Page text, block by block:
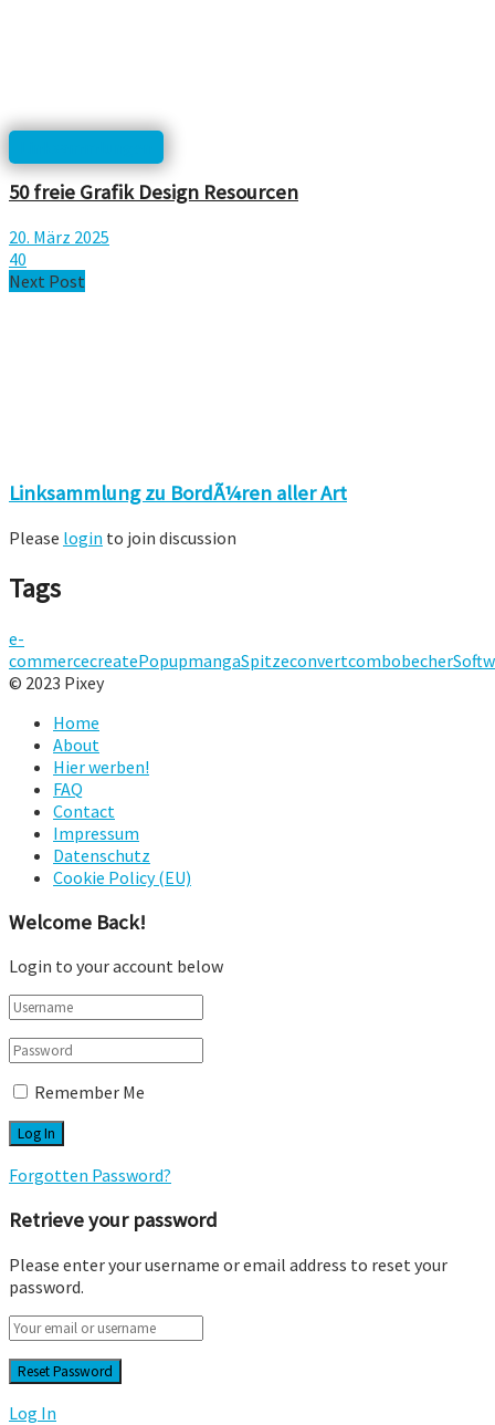
50 freie Grafik Design Resourcen
20. März 2025
40
Next Post
Linksammlung zu BordÃ¼ren aller Art
Please login to join discussion
Tags
e-
commercecreatePopupmangaSpitzeconvertcombobecher
© 2023 Pixey
Home
About
Hier werben!
FAQ
Contact
Impressum
Datenschutz
Cookie Policy (EU)
Welcome Back!
Login to your account below
Remember Me
Forgotten Password?
Retrieve your password
Please enter your username or email address to reset your
password.
Log In